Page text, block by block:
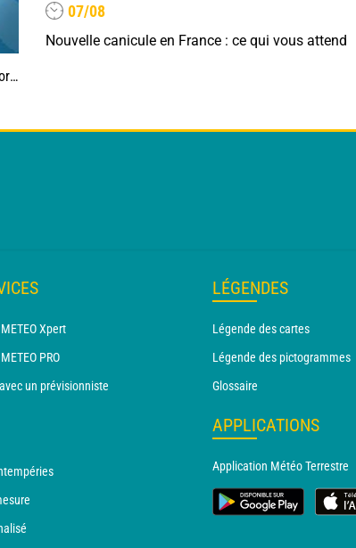
07/08
Nouvelle canicule en France : ce qui vous attend
Xpert
PRO
un prévisionniste
LÉGENDES
Légende des cartes
Légende des pictogrammes
Glossaire
APPLICATIONS
Application Météo Terrestre